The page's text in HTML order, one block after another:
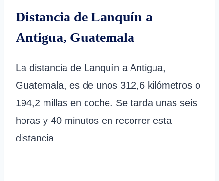
Distancia de Lanquín a
Antigua, Guatemala
La distancia de Lanquín a Antigua,
Guatemala, es de unos 312,6 kilómetros o
194,2 millas en coche. Se tarda unas seis
horas y 40 minutos en recorrer esta
distancia.